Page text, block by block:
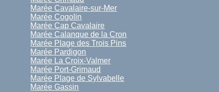
Marée Cavalaire-sur-Mer
Marée Cogolin
Marée Cap Cavalaire
Marée Calanque de la Cron
Marée Plage des Trois Pins
Marée Pardigon
Marée La Croix-Valmer
Marée Port-Grimaud
Marée Plage de Sylvabelle
Marée Gassin